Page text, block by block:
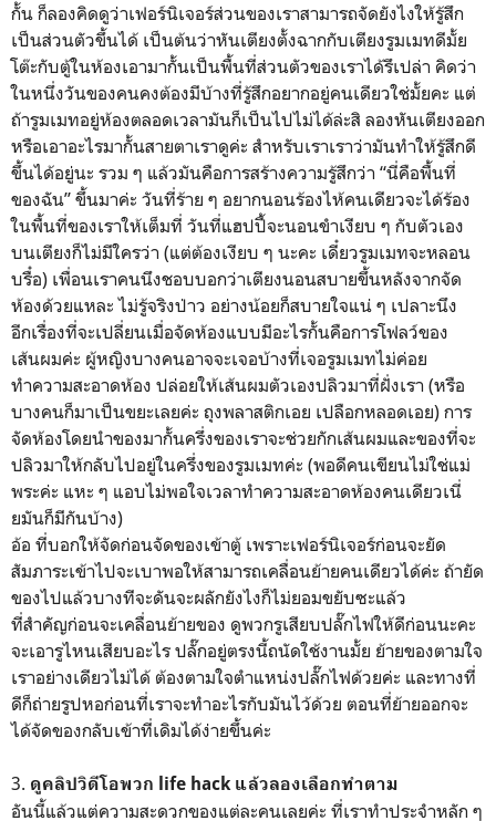
กั้น ก็ลองคิดดูว่าเฟอร์นิเจอร์ส่วนของเราสามารถจัดยังไงให้รู้สึก
เป็นส่วนตัวขึ้นได้ เป็นต้นว่าหันเตียงตั้งฉากกับเตียงรูมเมทดีมั้ย
โต๊ะกับตู้ในห้องเอามากั้นเป็นพื้นที่ส่วนตัวของเราได้รึเปล่า คิดว่า
ในหนึ่งวันของคนคงต้องมีบ้างที่รู้สึกอยากอยู่คนเดียวใช่มั้ยคะ แต่
ถ้ารูมเมทอยู่ห้องตลอดเวลามันก็เป็นไปไม่ได้ล่ะสิ ลองหันเตียงออก
หรือเอาอะไรมากั้นสายตาเราดูค่ะ สำหรับเราเราว่ามันทำให้รู้สึกดี
ขึ้นได้อยู่นะ รวม ๆ แล้วมันคือการสร้างความรู้สึกว่า “นี่คือพื้นที่
ของฉัน” ขึ้นมาค่ะ วันที่ร้าย ๆ อยากนอนร้องไห้คนเดียวจะได้ร้อง
ในพื้นที่ของเราให้เต็มที่ วันที่แฮปปี้จะนอนขำเงียบ ๆ กับตัวเอง
บนเตียงก็ไม่มีใครว่า (แต่ต้องเงียบ ๆ นะคะ เดี๋ยวรูมเมทจะหลอน
บรื๋อ) เพื่อนเราคนนึงชอบบอกว่าเตียงนอนสบายขึ้นหลังจากจัด
ห้องด้วยแหละ ไม่รู้จริงป่าว อย่างน้อยก็สบายใจแน่ ๆ เปลาะนึง
อีกเรื่องที่จะเปลี่ยนเมื่อจัดห้องแบบมีอะไรกั้นคือการโฟลว์ของ
เส้นผมค่ะ ผู้หญิงบางคนอาจจะเจอบ้างที่เจอรูมเมทไม่ค่อย
ทำความสะอาดห้อง ปล่อยให้เส้นผมตัวเองปลิวมาที่ฝั่งเรา (หรือ
บางคนก็มาเป็นขยะเลยค่ะ ถุงพลาสติกเอย เปลือกหลอดเอย) การ
จัดห้องโดยนำของมากั้นครึ่งของเราจะช่วยกักเส้นผมและของที่จะ
ปลิวมาให้กลับไปอยู่ในครึ่งของรูมเมทค่ะ (พอดีคนเขียนไม่ใช่แม่
พระค่ะ แหะ ๆ แอบไม่พอใจเวลาทำความสะอาดห้องคนเดียวเนี่
ยมันก็มีกันบ้าง)
อ้อ ที่บอกให้จัดก่อนจัดของเข้าตู้ เพราะเฟอร์นิเจอร์ก่อนจะยัด
สัมภาระเข้าไปจะเบาพอให้สามารถเคลื่อนย้ายคนเดียวได้ค่ะ ถ้ายัด
ของไปแล้วบางทีจะดันจะผลักยังไงก็ไม่ยอมขยับซะแล้ว
ที่สำคัญก่อนจะเคลื่อนย้ายของ ดูพวกรูเสียบปลั๊กไฟให้ดีก่อนนะคะ
จะเอารูไหนเสียบอะไร ปลั๊กอยู่ตรงนี้ถนัดใช้งานมั้ย ย้ายของตามใจ
เราอย่างเดียวไม่ได้ ต้องตามใจตำแหน่งปลั๊กไฟด้วยค่ะ และทางที่
ดีก็ถ่ายรูปหอก่อนที่เราจะทำอะไรกับมันไว้ด้วย ตอนที่ย้ายออกจะ
ได้จัดของกลับเข้าที่เดิมได้ง่ายขึ้นค่ะ
3. ดูคลิปวิดีโอพวก life hack แล้วลองเลือกทำตาม
อันนี้แล้วแต่ความสะดวกของแต่ละคนเลยค่ะ ที่เราทำประจำหลัก ๆ